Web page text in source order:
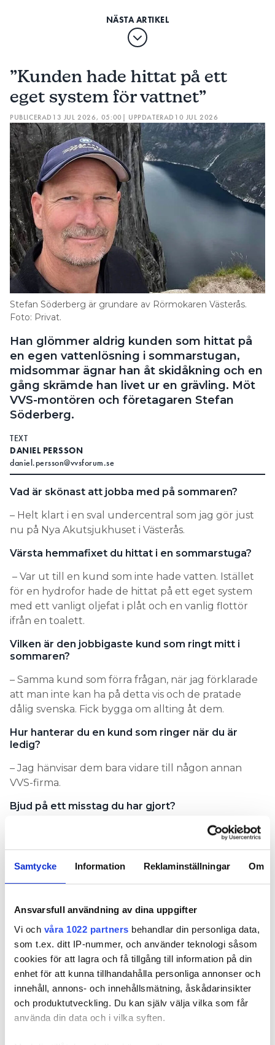
Samtycke Information Reklaminställningar Om
Ansvarsfull användning av dina uppgifter
Vi och våra 1022 partners behandlar din personliga data,
som t.ex. ditt IP-nummer, och använder teknologi såsom
cookies för att lagra och få tillgång till information på din
enhet för att kunna tillhandahålla personliga annonser och
innehåll, annons- och innehållsmätning, åskådarinsikter
och produktutveckling. Du kan själv välja vilka som får
använda din data och i vilka syften.
”Kunden hade hittat på ett
eget system för vattnet”
PUBLICERAD 13 JUL 2026, 05:00 | UPPDATERAD 10 JUL 2026
Stefan Söderberg är grundare av Rörmokaren Västerås.
Foto: Privat.
Han glömmer aldrig kunden som hittat på
en egen vattenlösning i sommarstugan,
midsommar ägnar han åt skidåkning och en
gång skrämde han livet ur en grävling. Möt
VVS-montören och företagaren Stefan
Söderberg.
TEXT
DANIEL PERSSON
daniel.persson@vvsforum.se
Vad är skönast att jobba med på sommaren?
– Helt klart i en sval undercentral som jag gör just
nu på Nya Akutsjukhuset i Västerås.
Värsta hemmafixet du hittat i en sommarstuga?
– Var ut till en kund som inte hade vatten. Istället
för en hydrofor hade de hittat på ett eget system
med ett vanligt oljefat i plåt och en vanlig flottör
ifrån en toalett.
Vilken är den jobbigaste kund som ringt mitt i
sommaren?
– Samma kund som förra frågan, när jag förklarade
att man inte kan ha på detta vis och de pratade
dålig svenska. Fick bygga om allting åt dem.
Hur hanterar du en kund som ringer när du är
ledig?
– Jag hänvisar dem bara vidare till någon annan
VVS-firma.
Bjud på ett misstag du har gjort?
– Förmodligen som någon annan när man jobbar
med stora undercentraler, någon pump eller